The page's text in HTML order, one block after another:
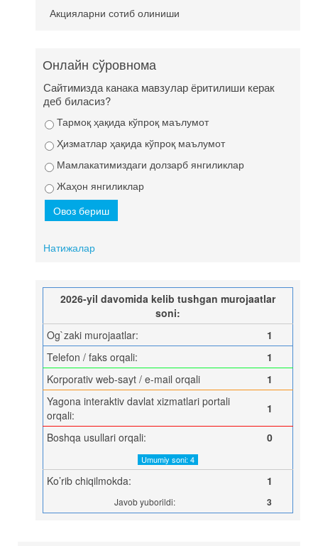
Акцияларни сотиб олиниши
Онлайн сўровнома
Сайтимизда канака мавзулар ёритилиши керак
деб биласиз?
Тармоқ ҳақида кўпроқ маълумот
Ҳизматлар ҳақида кўпроқ маълумот
Мамлакатимиздаги долзарб янгиликлар
Жаҳон янгиликлар
Натижалар
2026-yil davomida kelib tushgan murojaatlar
soni:
Og`zaki murojaatlar:
1
Telefon / faks orqali:
1
Korporativ web-sayt / e-mail orqali
1
Yagona interaktiv davlat xizmatlari portali
orqali:
1
Boshqa usullari orqali: 0
Umumiy soni: 4
Ko’rib chiqilmokda: 1
Javob yuborildi: 3